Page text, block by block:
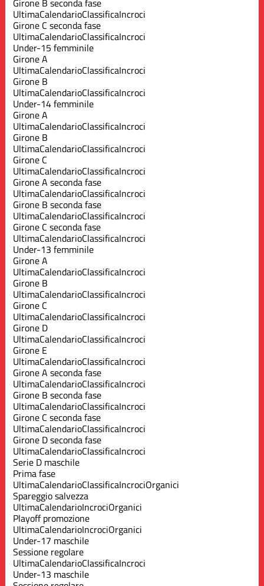
UltimaCalendarioClassificaIncroci
Girone C seconda fase
UltimaCalendarioClassificaIncroci
Under-15 femminile
Girone A
UltimaCalendarioClassificaIncroci
Girone B
UltimaCalendarioClassificaIncroci
Under-14 femminile
Girone A
UltimaCalendarioClassificaIncroci
Girone B
UltimaCalendarioClassificaIncroci
Girone C
UltimaCalendarioClassificaIncroci
Girone A seconda fase
UltimaCalendarioClassificaIncroci
Girone B seconda fase
UltimaCalendarioClassificaIncroci
Girone C seconda fase
UltimaCalendarioClassificaIncroci
Under-13 femminile
Girone A
UltimaCalendarioClassificaIncroci
Girone B
UltimaCalendarioClassificaIncroci
Girone C
UltimaCalendarioClassificaIncroci
Girone D
UltimaCalendarioClassificaIncroci
Girone E
UltimaCalendarioClassificaIncroci
Girone A seconda fase
UltimaCalendarioClassificaIncroci
Girone B seconda fase
UltimaCalendarioClassificaIncroci
Girone C seconda fase
UltimaCalendarioClassificaIncroci
Girone D seconda fase
UltimaCalendarioClassificaIncroci
Serie D maschile
Prima fase
UltimaCalendarioClassificaIncrociOrganici
Spareggio salvezza
UltimaCalendarioIncrociOrganici
Playoff promozione
UltimaCalendarioIncrociOrganici
Under-17 maschile
Sessione regolare
UltimaCalendarioClassificaIncroci
Under-13 maschile